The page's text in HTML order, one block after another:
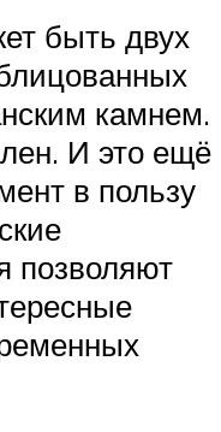
быть двух
камнем.
И это ещё
в пользу
позволяют